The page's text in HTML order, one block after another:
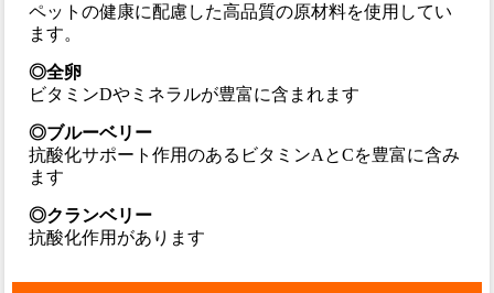
ペットの健康に配慮した高品質の原材料を使用してい
ます。
◎全卵
ビタミンDやミネラルが豊富に含まれます
◎ブルーベリー
抗酸化サポート作用のあるビタミンAとCを豊富に含み
ます
◎クランベリー
抗酸化作用があります